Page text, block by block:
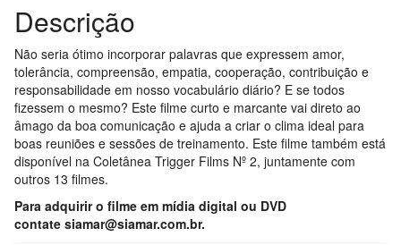
Descrição
Não seria ótimo incorporar palavras que expressem amor,
tolerância, compreensão, empatia, cooperação, contribuição e
responsabilidade em nosso vocabulário diário? E se todos
fizessem o mesmo? Este filme curto e marcante vai direto ao
âmago da boa comunicação e ajuda a criar o clima ideal para
boas reuniões e sessões de treinamento. Este filme também está
disponível na Coletânea Trigger Films Nº 2, juntamente com
outros 13 filmes.
Para adquirir o filme em mídia digital ou DVD
contate siamar@siamar.com.br.